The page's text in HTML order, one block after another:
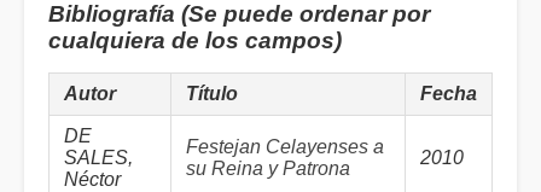
Bibliografía (Se puede ordenar por
cualquiera de los campos)
Autor Título Fecha
DE
SALES,
Néctor
Festejan Celayenses a
su Reina y Patrona
2010